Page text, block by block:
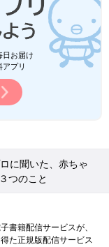
日お届け
プリ
に聞いた、赤ちゃ
つのこと
書籍配信サービスが、
た正規版配信サービス